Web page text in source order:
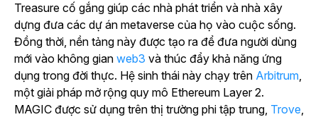
Treasure cố gắng giúp các nhà phát triển và nhà xây
dựng đưa các dự án metaverse của họ vào cuộc sống.
Đồng thời, nền tảng này được tạo ra để đưa người dùng
mới vào không gian web3 và thúc đẩy khả năng ứng
dụng trong đời thực. Hệ sinh thái này chạy trên Arbitrum,
một giải pháp mở rộng quy mô Ethereum Layer 2.
MAGIC được sử dụng trên thị trường phi tập trung, Trove,